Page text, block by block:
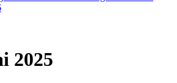
2025